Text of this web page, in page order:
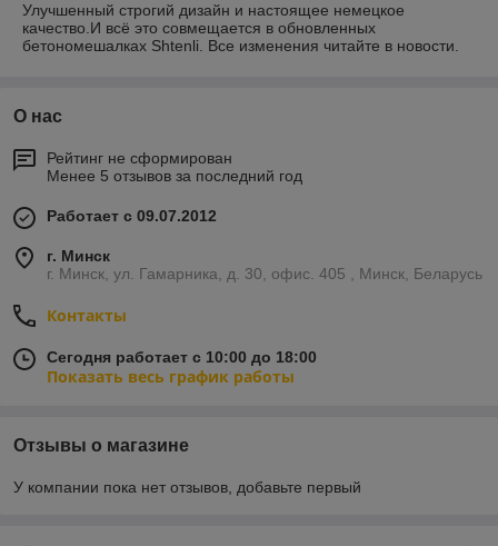
Улучшенный строгий дизайн и настоящее немецкое
качество.И всё это совмещается в обновленных
бетономешалках Shtenli. Все изменения читайте в новости.
О нас
Рейтинг не сформирован
Менее 5 отзывов за последний год
Работает с 09.07.2012
г. Минск
г. Минск, ул. Гамарника, д. 30, офис. 405 , Минск, Беларусь
Контакты
Сегодня работает с 10:00 до 18:00
Показать весь график работы
Отзывы о магазине
У компании пока нет отзывов, добавьте первый